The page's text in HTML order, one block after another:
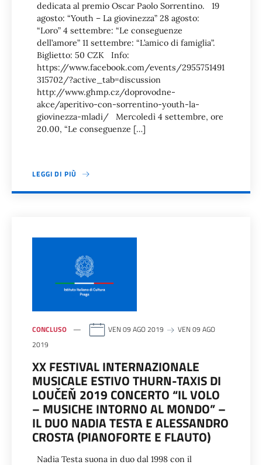
dedicata al premio Oscar Paolo Sorrentino. 19
agosto: “Youth – La giovinezza” 28 agosto:
“Loro” 4 settembre: “Le conseguenze
dell’amore” 11 settembre: “L’amico di famiglia”.
Biglietto: 50 CZK Info:
https://www.facebook.com/events/2955751491
315702/?active_tab=discussion
http://www.ghmp.cz/doprovodne-
akce/aperitivo-con-sorrentino-youth-la-
giovinezza-mladi/ Mercoledì 4 settembre, ore
20.00, “Le conseguenze […]
LEGGI DI PIÙ
CONCLUSO VEN 09 AGO 2019
VEN 09 AGO
2019
XX FESTIVAL INTERNAZIONALE
MUSICALE ESTIVO THURN-TAXIS DI
LOUČEŇ 2019 CONCERTO “IL VOLO
– MUSICHE INTORNO AL MONDO” –
IL DUO NADIA TESTA E ALESSANDRO
CROSTA (PIANOFORTE E FLAUTO)
Nadia Testa suona in duo dal 1998 con il